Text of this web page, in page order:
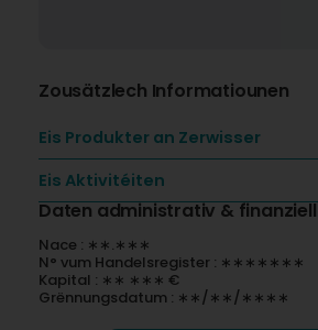
Zousätzlech Informatiounen
Eis Produkter an Zerwisser
Eis Aktivitéiten
Daten administrativ & finanziell
Nace : ∗∗.∗∗∗
N° vum Handelsregister : ∗∗∗∗∗∗∗
Kapital : ∗∗ ∗∗∗ €
Grënnungsdatum : ∗∗/∗∗/∗∗∗∗